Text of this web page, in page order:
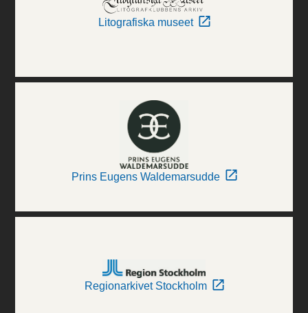
Litografiska museet
Prins Eugens Waldemarsudde
Regionarkivet Stockholm